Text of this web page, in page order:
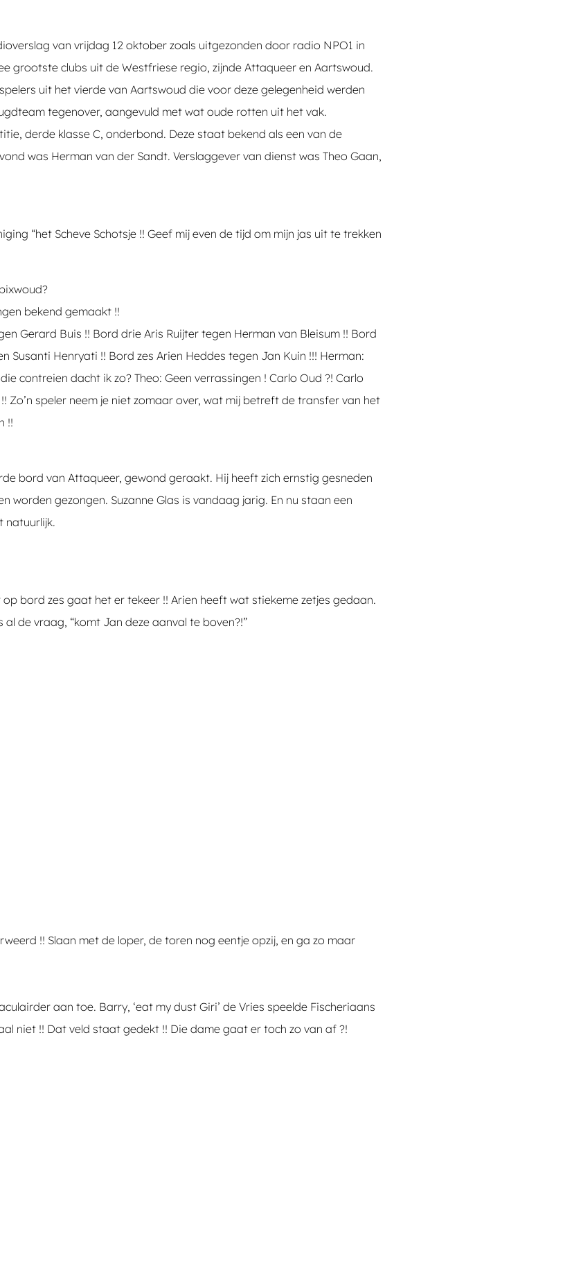
van vrijdag 12 oktober zoals uitgezonden door radio NPO1 in
grootste clubs uit de Westfriese regio, zijnde Attaqueer en Aartswoud.
uit het vierde van Aartswoud die voor deze gelegenheid werden
tegenover, aangevuld met wat oude rotten uit het vak.
derde klasse C, onderbond. Deze staat bekend als een van de
was Herman van der Sandt. Verslaggever van dienst was Theo Gaan,
“het Scheve Schotsje !! Geef mij even de tijd om mijn jas uit te trekken
bekend gemaakt !!
Gerard Buis !! Bord drie Aris Ruijter tegen Herman van Bleisum !! Bord
Henryati !! Bord zes Arien Heddes tegen Jan Kuin !!! Herman:
contreien dacht ik zo? Theo: Geen verrassingen ! Carlo Oud ?! Carlo
speler neem je niet zomaar over, wat mij betreft de transfer van het
!!
bord van Attaqueer, gewond geraakt. Hij heeft zich ernstig gesneden
worden gezongen. Suzanne Glas is vandaag jarig. En nu staan een
natuurlijk.
op bord zes gaat het er tekeer !! Arien heeft wat stiekeme zetjes gedaan.
de vraag, “komt Jan deze aanval te boven?!”
!! Slaan met de loper, de toren nog eentje opzij, en ga zo maar
aan toe. Barry, ‘eat my dust Giri’ de Vries speelde Fischeriaans
niet !! Dat veld staat gedekt !! Die dame gaat er toch zo van af ?!